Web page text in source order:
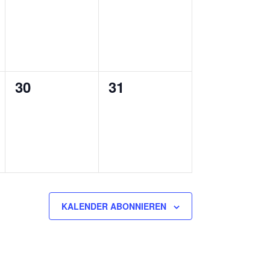
0
30
0
31
KALENDER ABONNIEREN